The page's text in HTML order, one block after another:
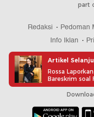
part
Redaksi Pedoman
Info Iklan
Artikel
Rossa
Bareskrim soal